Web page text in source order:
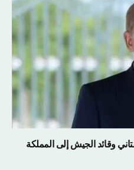
وقائد الجيش إلى المملكة